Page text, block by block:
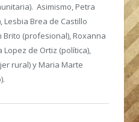
Asimismo, Petra
Lesbia Brea de Castillo
Brito (profesional), Roxanna
de Ortiz (política),
rural) y Maria Marte